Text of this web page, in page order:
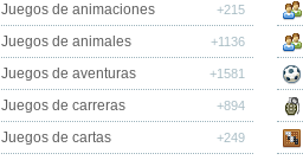
Juegos de animaciones +215
Juegos de animales +1136
Juegos de aventuras +1581
Juegos de carreras +894
Juegos de cartas +249